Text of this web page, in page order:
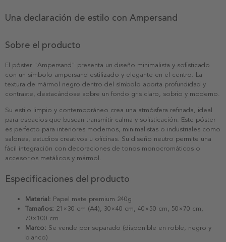
Una declaración de estilo con Ampersand
Sobre el producto
El póster "Ampersand" presenta un diseño minimalista y sofisticado
con un símbolo ampersand estilizado y elegante en el centro. La
textura de mármol negro dentro del símbolo aporta profundidad y
contraste, destacándose sobre un fondo gris claro, sobrio y moderno.
Su estilo limpio y contemporáneo crea una atmósfera refinada, ideal
para espacios que buscan transmitir calma y sofisticación. Este póster
es perfecto para interiores modernos, minimalistas o industriales como
salones, estudios creativos u oficinas. Su diseño neutro permite una
fácil integración con decoraciones de tonos monocromáticos o
accesorios metálicos y mármol.
Especificaciones del producto
Material: Papel mate premium 240g
Tamaños: 21×30 cm (A4), 30×40 cm, 40×50 cm, 50×70 cm,
70×100 cm
Marco: Se vende por separado (disponible en roble, negro y
blanco)